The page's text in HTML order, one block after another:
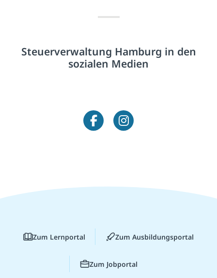
Steuerverwaltung Hamburg in den
sozialen Medien
Zum Lernportal Zum Ausbildungsportal
Zum Jobportal